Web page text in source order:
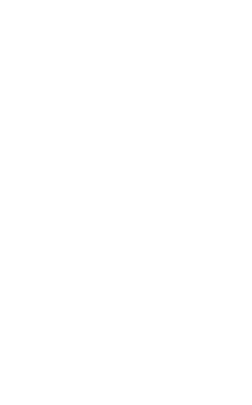
情况，就MDR认证实操、
理等实际问题展开热烈探
流答疑，现场氛围浓厚。
企业发展痛点，解决了诸